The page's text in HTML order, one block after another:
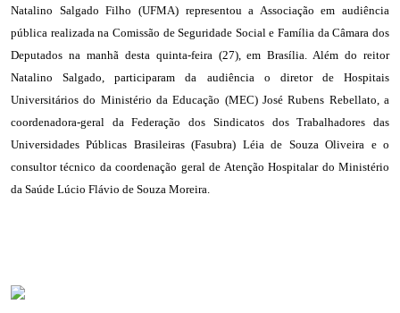
Natalino Salgado Filho (UFMA) representou a Associação em audiência
pública realizada na Comissão de Seguridade Social e Família da Câmara dos
Deputados na manhã desta quinta-feira (27), em Brasília. Além do reitor
Natalino Salgado, participaram da audiência o diretor de Hospitais
Universitários do Ministério da Educação (MEC) José Rubens Rebellato, a
coordenadora-geral da Federação dos Sindicatos dos Trabalhadores das
Universidades Públicas Brasileiras (Fasubra) Léia de Souza Oliveira e o
consultor técnico da coordenação geral de Atenção Hospitalar do Ministério
da Saúde Lúcio Flávio de Souza Moreira.